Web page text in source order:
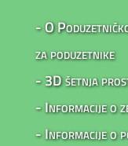
- O
za poduzetnike
- 3D šetnja
- Informacije o
- Informacije o